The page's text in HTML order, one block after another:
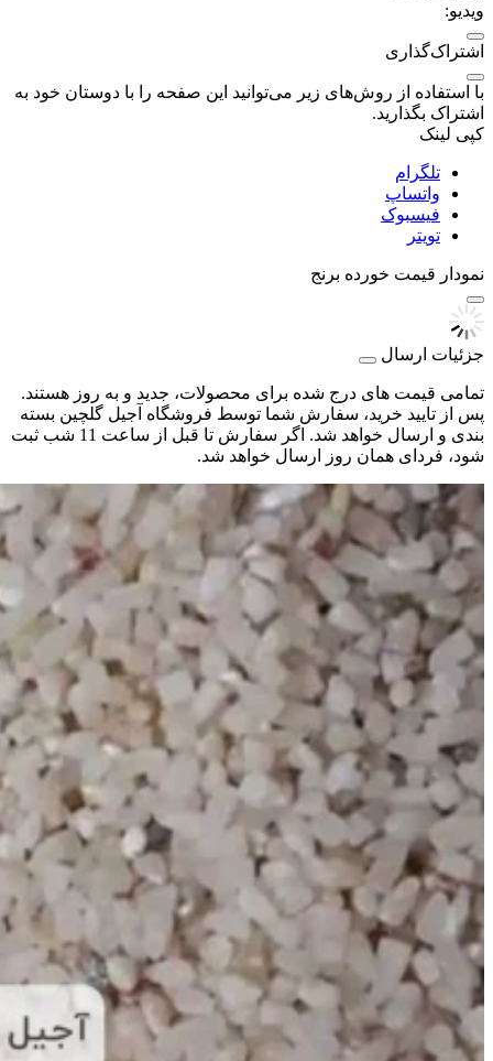
ویدیو:
اشتراک‌گذاری
با استفاده از روش‌های زیر می‌توانید این صفحه را با دوستان خود به
اشتراک بگذارید.
کپی لینک
تلگرام
واتساپ
فیسبوک
تویتر
نمودار قیمت خورده برنج
جزئیات ارسال
تمامی قیمت های درج شده برای محصولات، جدید و به روز هستند.
پس از تایید خرید، سفارش شما توسط فروشگاه آجیل گلچین بسته
بندی و ارسال خواهد شد. اگر سفارش تا قبل از ساعت 11 شب ثبت
شود، فردای همان روز ارسال خواهد شد.